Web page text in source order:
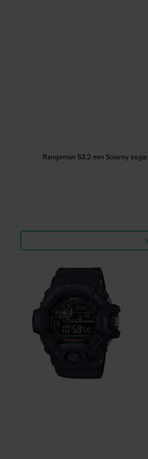
Rangeman 53.2 mm Solarny